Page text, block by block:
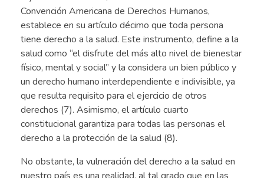
Convención Americana de Derechos Humanos,
establece en su artículo décimo que toda persona
tiene derecho a la salud. Este instrumento, define a la
salud como “el disfrute del más alto nivel de bienestar
físico, mental y social” y la considera un bien público y
un derecho humano interdependiente e indivisible, ya
que resulta requisito para el ejercicio de otros
derechos (7). Asimismo, el artículo cuarto
constitucional garantiza para todas las personas el
derecho a la protección de la salud (8).
No obstante, la vulneración del derecho a la salud en